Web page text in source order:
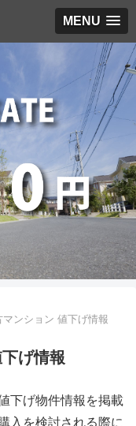
MENU
マンション 値下げ情報
げ情報
下げ物件情報を掲載
入を検討される際に